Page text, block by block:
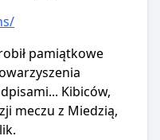
pamiątkowe
Kibiców,
meczu z Miedzią,